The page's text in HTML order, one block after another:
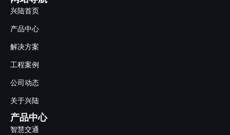
兴陆首页
产品中心
解决方案
工程案例
公司动态
关于兴陆
产品中心
智慧交通